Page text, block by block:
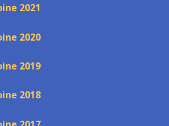
2021
2020
2019
2018